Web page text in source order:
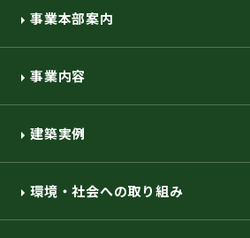
事業本部案内
事業内容
建築実例
環境・社会への取り組み